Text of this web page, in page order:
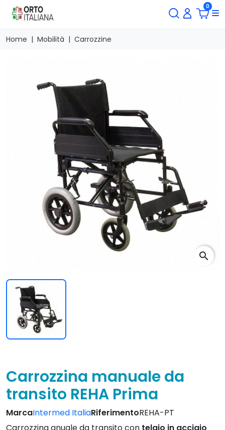
0
Home Mobilità Carrozzine
search
Carrozzina manuale da
transito REHA Prima
MarcaIntermed ItaliaRiferimentoREHA-PT